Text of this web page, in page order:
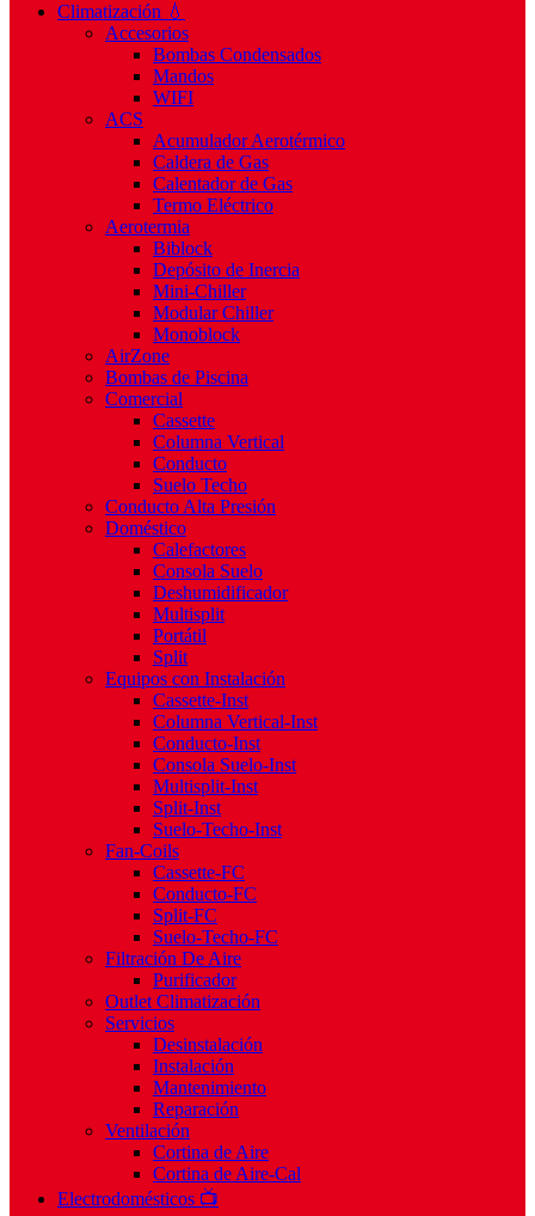
Climatización 💧
Accesorios
Bombas Condensados
Mandos
WIFI
ACS
Acumulador Aerotérmico
Caldera de Gas
Calentador de Gas
Termo Eléctrico
Aerotermia
Biblock
Depósito de Inercia
Mini-Chiller
Modular Chiller
Monoblock
AirZone
Bombas de Piscina
Comercial
Cassette
Columna Vertical
Conducto
Suelo Techo
Conducto Alta Presión
Doméstico
Calefactores
Consola Suelo
Deshumidificador
Multisplit
Portátil
Split
Equipos con Instalación
Cassette-Inst
Columna Vertical-Inst
Conducto-Inst
Consola Suelo-Inst
Multisplit-Inst
Split-Inst
Suelo-Techo-Inst
Fan-Coils
Cassette-FC
Conducto-FC
Split-FC
Suelo-Techo-FC
Filtración De Aire
Purificador
Outlet Climatización
Servicios
Desinstalación
Instalación
Mantenimiento
Reparación
Ventilación
Cortina de Aire
Cortina de Aire-Cal
Electrodomésticos 📺